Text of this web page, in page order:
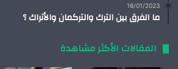
16/01/2023
ما الفرق بين الترك والتركمان والأتراك ؟
المقالات الأكثر مشاهدة